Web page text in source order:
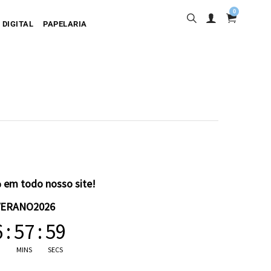
0
DIGITAL PAPELARIA
em todo nosso site!
:57
MINS
:58
SECS